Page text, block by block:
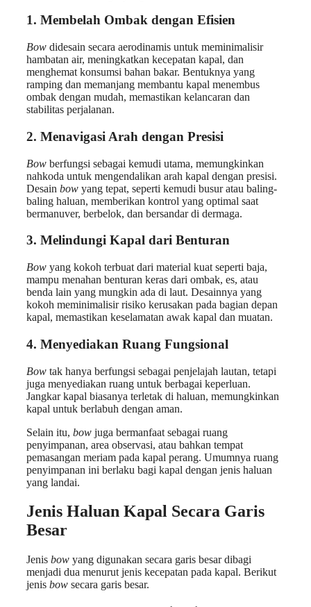
1. Membelah Ombak dengan Efisien
Bow didesain secara aerodinamis untuk meminimalisir
hambatan air, meningkatkan kecepatan kapal, dan
menghemat konsumsi bahan bakar. Bentuknya yang
ramping dan memanjang membantu kapal menembus
ombak dengan mudah, memastikan kelancaran dan
stabilitas perjalanan.
2. Menavigasi Arah dengan Presisi
Bow berfungsi sebagai kemudi utama, memungkinkan
nahkoda untuk mengendalikan arah kapal dengan presisi.
Desain bow yang tepat, seperti kemudi busur atau baling-
baling haluan, memberikan kontrol yang optimal saat
bermanuver, berbelok, dan bersandar di dermaga.
3. Melindungi Kapal dari Benturan
Bow yang kokoh terbuat dari material kuat seperti baja,
mampu menahan benturan keras dari ombak, es, atau
benda lain yang mungkin ada di laut. Desainnya yang
kokoh meminimalisir risiko kerusakan pada bagian depan
kapal, memastikan keselamatan awak kapal dan muatan.
4. Menyediakan Ruang Fungsional
Bow tak hanya berfungsi sebagai penjelajah lautan, tetapi
juga menyediakan ruang untuk berbagai keperluan.
Jangkar kapal biasanya terletak di haluan, memungkinkan
kapal untuk berlabuh dengan aman.
Selain itu, bow juga bermanfaat sebagai ruang
penyimpanan, area observasi, atau bahkan tempat
pemasangan meriam pada kapal perang. Umumnya ruang
penyimpanan ini berlaku bagi kapal dengan jenis haluan
yang landai.
Jenis Haluan Kapal Secara Garis
Besar
Jenis bow yang digunakan secara garis besar dibagi
menjadi dua menurut jenis kecepatan pada kapal. Berikut
jenis bow secara garis besar.